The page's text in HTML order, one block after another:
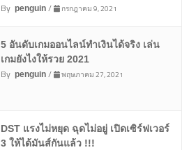
By penguin/ กรกฎาคม 9, 2021
5 อันดับเกมออนไลน์ทำเงินได้จริง เล่น
เกมยังไงให้รวย 2021
By penguin/ พฤษภาคม 27, 2021
DST แรงไม่หยุด ฉุดไม่อยู่ เปิดเซิร์ฟเวอร์
3 ให้ได้มันส์กันแล้ว !!!